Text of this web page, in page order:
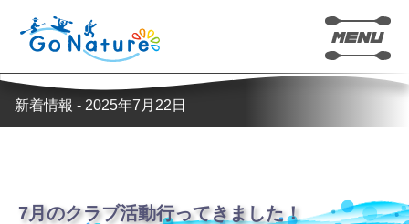
新着情報 - 2025年7月22日
7月のクラブ活動行ってきました！